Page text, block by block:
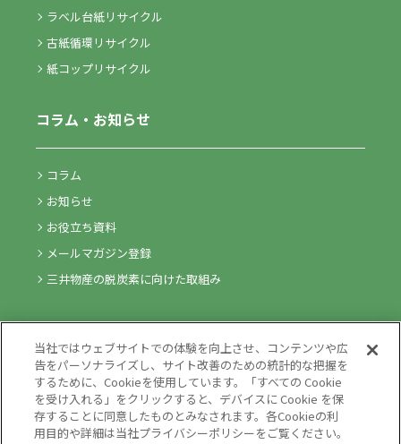
ラベル台紙リサイクル
古紙循環リサイクル
紙コップリサイクル
コラム・お知らせ
コラム
お知らせ
お役立ち資料
メールマガジン登録
三井物産の脱炭素に向けた取組み
気になるキーワードからソリューションを探す
当社ではウェブサイトでの体験を向上させ、コンテンツや広
告をパーソナライズし、サイト改善のための統計的な把握を
するために、Cookieを使用しています。「すべての Cookie
を受け入れる」をクリックすると、デバイスに Cookie を保
存することに同意したものとみなされます。各Cookieの利
用目的や詳細は当社プライバシーポリシーをご覧ください。